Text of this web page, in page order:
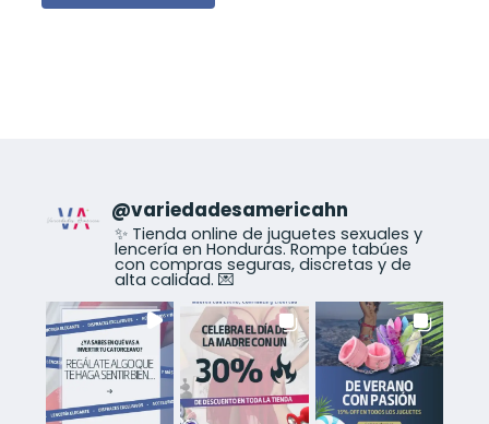
@variedadesamericahn
✨ Tienda online de juguetes sexuales y
lencería en Honduras. Rompe tabúes
con compras seguras, discretas y de
alta calidad. 💌